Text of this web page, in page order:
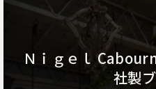
Ｎｉｇｅｌ
社製